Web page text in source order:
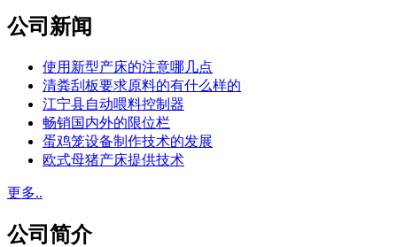
公司新闻
使用新型产床的注意哪几点
清粪刮板要求原料的有什么样的
江宁县自动喂料控制器
畅销国内外的限位栏
蛋鸡笼设备制作技术的发展
欧式母猪产床提供技术
更多..
公司简介